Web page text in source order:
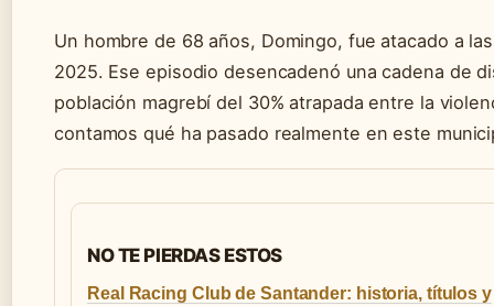
Un hombre de 68 años, Domingo, fue atacado a
2025. Ese episodio desencadenó una cadena de
población magrebí del 30% atrapada entre la
contamos qué ha pasado realmente en este
NO TE PIERDAS ESTOS
Real Racing Club de Santander: historia, títulos y